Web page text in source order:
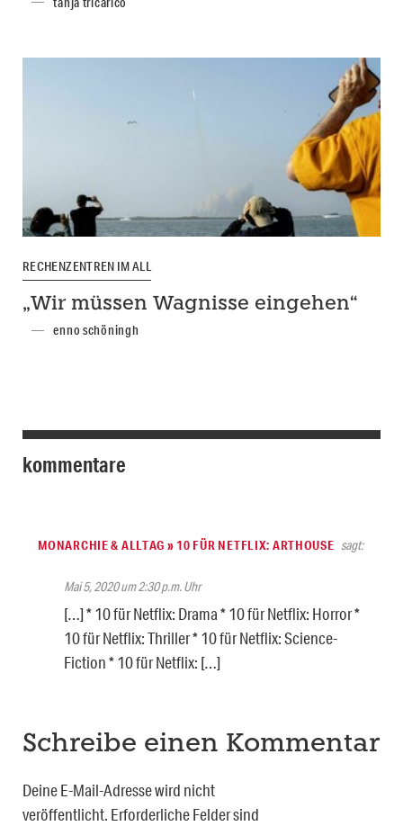
RECHENZENTREN IM ALL
„Wir müssen Wagnisse eingehen“
enno schöningh
kommentare
MONARCHIE & ALLTAG » 10 FÜR NETFLIX: ARTHOUSE sagt:
Mai 5, 2020 um 2:30 p.m. Uhr
[…] * 10 für Netflix: Drama * 10 für Netflix: Horror *
10 für Netflix: Thriller * 10 für Netflix: Science-
Fiction * 10 für Netflix: […]
Schreibe einen Kommentar
Deine E-Mail-Adresse wird nicht
veröffentlicht. Erforderliche Felder sind